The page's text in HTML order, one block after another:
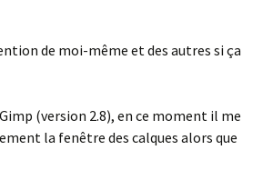
de moi-même et des autres si ça
(version 2.8), en ce moment il me
la fenêtre des calques alors que